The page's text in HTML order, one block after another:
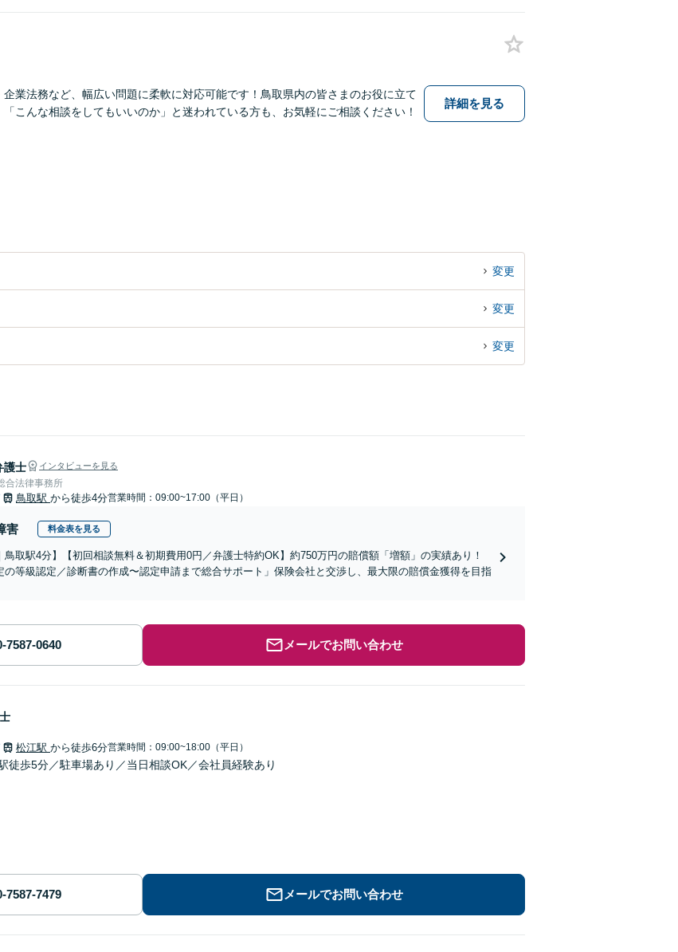
業法務など、幅広い問題に柔軟に対応可能です！鳥取県内の皆さまのお役に立て
こんな相談をしてもいいのか」と迷われている方も、お気軽にご相談ください！
詳細を見る
変更
変更
変更
護士 インタビューを見る
合法律事務所
鳥取駅 から徒歩4分営業時間：09:00~17:00（平日）
害 料金表を見る
鳥取駅4分】【初回相談無料＆初期費用0円／弁護士特約OK】約750万円の賠償額「増額」の実績あり！
の等級認定／診断書の作成〜認定申請まで総合サポート」保険会社と交渉し、最大限の賠償金獲得を目指
メールでお問い合わせ
松江駅 から徒歩6分営業時間：09:00~18:00（平日）
徒歩5分／駐車場あり／当日相談OK／会社員経験あり
メールでお問い合わせ